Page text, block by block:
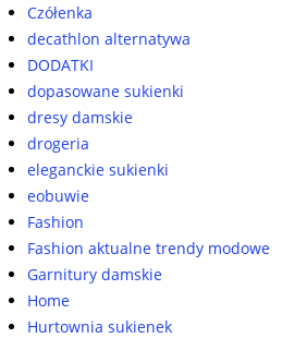
Czółenka
decathlon alternatywa
DODATKI
dopasowane sukienki
dresy damskie
drogeria
eleganckie sukienki
eobuwie
Fashion
Fashion aktualne trendy modowe
Garnitury damskie
Home
Hurtownia sukienek